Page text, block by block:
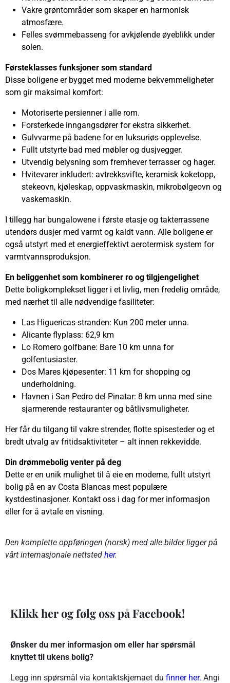
Vakre grøntområder som skaper en harmonisk
atmosfære.
Felles svømmebasseng for avkjølende øyeblikk under
solen.
Førsteklasses funksjoner som standard
Disse boligene er bygget med moderne bekvemmeligheter
som gir maksimal komfort:
Motoriserte persienner i alle rom.
Forsterkede inngangsdører for ekstra sikkerhet.
Gulvvarme på badene for en luksuriøs opplevelse.
Fullt utstyrte bad med møbler og dusjvegger.
Utvendig belysning som fremhever terrasser og hager.
Hvitevarer inkludert: avtrekksvifte, keramisk koketopp,
stekeovn, kjøleskap, oppvaskmaskin, mikrobølgeovn og
vaskemaskin.
I tillegg har bungalowene i første etasje og takterrassene
utendørs dusjer med varmt og kaldt vann. Alle boligene er
også utstyrt med et energieffektivt aerotermisk system for
varmtvannsproduksjon.
En beliggenhet som kombinerer ro og tilgjengelighet
Dette boligkomplekset ligger i et livlig, men fredelig område,
med nærhet til alle nødvendige fasiliteter:
Las Higuericas-stranden: Kun 200 meter unna.
Alicante flyplass: 62,9 km
Lo Romero golfbane: Bare 10 km unna for
golfentusiaster.
Dos Mares kjøpesenter: 11 km for shopping og
underholdning.
Havnen i San Pedro del Pinatar: 8 km unna med sine
sjarmerende restauranter og båtlivsmuligheter.
Her får du tilgang til vakre strender, flotte spisesteder og et
bredt utvalg av fritidsaktiviteter – alt innen rekkevidde.
Din drømmebolig venter på deg
Dette er en unik mulighet til å eie en moderne, fullt utstyrt
bolig på en av Costa Blancas mest populære
kystdestinasjoner. Kontakt oss i dag for mer informasjon
eller for å avtale en visning.
Den komplette oppføringen (norsk) med alle bilder ligger på
vårt internasjonale nettsted her.
Klikk her og følg oss på Facebook!
Ønsker du mer informasjon om eller har spørsmål
knyttet til ukens bolig?
Legg inn spørsmål via kontaktskjemaet du finner her. Angi